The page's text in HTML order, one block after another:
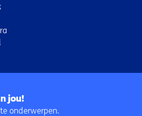
navigatie
jou!
onderwerpen.